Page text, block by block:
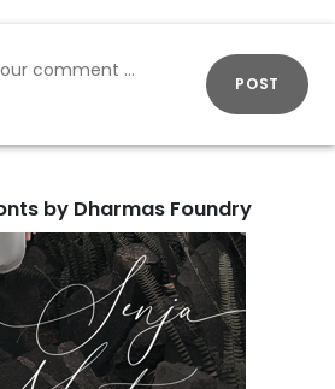
POST
by Dharmas Foundry